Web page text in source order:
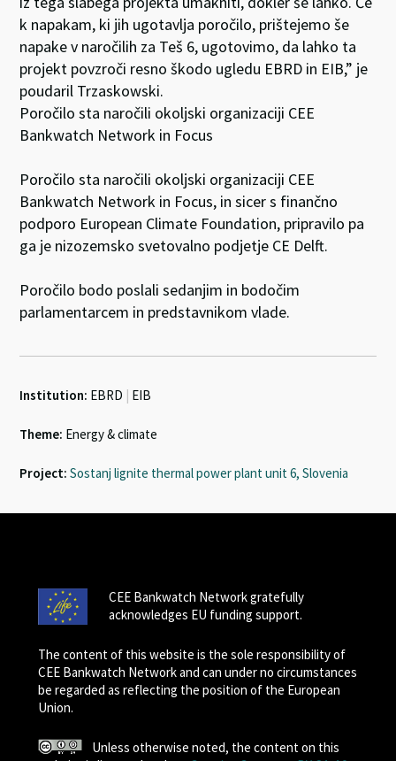
k napakam, ki jih ugotavlja poročilo, prištejemo še
napake v naročilih za Teš 6, ugotovimo, da lahko ta
projekt povzroči resno škodo ugledu EBRD in EIB,” je
poudaril Trzaskowski.
Poročilo sta naročili okoljski organizaciji CEE
Bankwatch Network in Focus
Poročilo sta naročili okoljski organizaciji CEE
Bankwatch Network in Focus, in sicer s finančno
podporo European Climate Foundation, pripravilo pa
ga je nizozemsko svetovalno podjetje CE Delft.
Poročilo bodo poslali sedanjim in bodočim
parlamentarcem in predstavnikom vlade.
Institution: EBRD | EIB
Theme: Energy & climate
Project: Sostanj lignite thermal power plant unit 6, Slovenia
CEE Bankwatch Network gratefully
acknowledges EU funding support.
The content of this website is the sole responsibility of
CEE Bankwatch Network and can under no circumstances
be regarded as reflecting the position of the European
Union.
Unless otherwise noted, the content on this